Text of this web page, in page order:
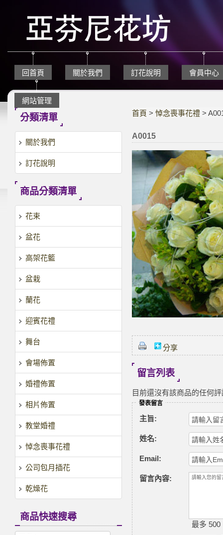
回首頁 關於我們 訂花說明 會員中心
網站管理
分類清單
關於我們
訂花說明
商品分類清單
花束
盆花
高架花籃
盆栽
蘭花
迎賓花禮
舞台
會場佈置
婚禮佈置
相片佈置
教堂婚禮
悼念喪事花禮
公司包月插花
乾燥花
商品快速搜尋
首頁 >悼念喪事花禮 >
A0015
分享
留言列表
目前還沒有該商品的任何
發表留言
主旨:
姓名:
Email:
留言內容:
最多 500